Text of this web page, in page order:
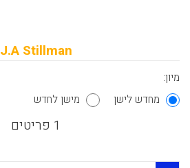
J.A Stillman
מיון:
מחדש לישן
מישן לחדש
1 פריטים